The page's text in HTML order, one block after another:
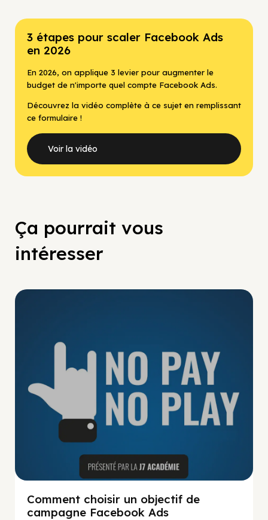
3 étapes pour scaler Facebook Ads
en 2026
En 2026, on applique 3 levier pour augmenter le
budget de n'importe quel compte Facebook Ads.
Découvrez la vidéo complète à ce sujet en remplissant
ce formulaire !
Voir la vidéo
Ça pourrait vous
intéresser
Comment choisir un objectif de
campagne Facebook Ads